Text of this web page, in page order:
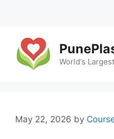
content
World's
May 22, 2026 by